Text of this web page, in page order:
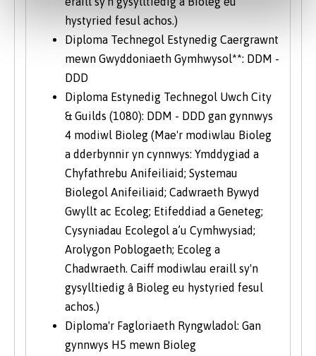
hystyried fesul achos.)
Diploma Technegol Estynedig Caergrawnt
mewn Gwyddoniaeth Gymhwysol**: DDM -
DDD
Diploma Estynedig Technegol Uwch City
& Guilds (1080): DDM - DDD gan gynnwys
4 modiwl Bioleg (Mae'r modiwlau Bioleg
a dderbynnir yn cynnwys: Ymddygiad a
Chyfathrebu Anifeiliaid; Systemau
Biolegol Anifeiliaid; Cadwraeth Bywyd
Gwyllt ac Ecoleg; Etifeddiad a Geneteg;
Cysyniadau Ecolegol a’u Cymhwysiad;
Arolygon Poblogaeth; Ecoleg a
Chadwraeth. Caiff modiwlau eraill sy'n
gysylltiedig â Bioleg eu hystyried fesul
achos.)
Diploma'r Fagloriaeth Ryngwladol: Gan
gynnwys H5 mewn Bioleg